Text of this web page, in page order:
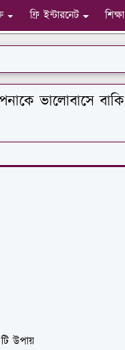
ফ্রি ইন্টারনেট শিক্ষা
ভালোবাসে বাকি
উপায়